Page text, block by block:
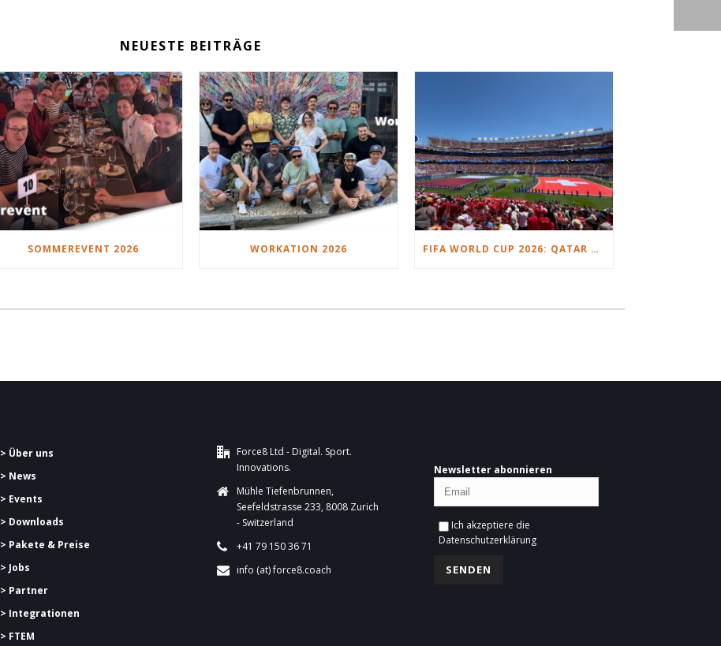
NEUESTE BEITRÄGE
SOMMEREVENT 2026 WORKATION 2026 FIFA WORLD CUP 2026: QATAR VS. SWITZERLAND
> Über uns
> News
> Events
> Downloads
> Pakete & Preise
> Jobs
> Partner
> Integrationen
> FTEM
Force8 Ltd - Digital. Sport.
Innovations.
Mühle Tiefenbrunnen,
Seefeldstrasse 233, 8008 Zurich
- Switzerland
+41 79 150 36 71
info (at) force8.coach
Newsletter abonnieren
Ich akzeptiere die
Datenschutzerklärung